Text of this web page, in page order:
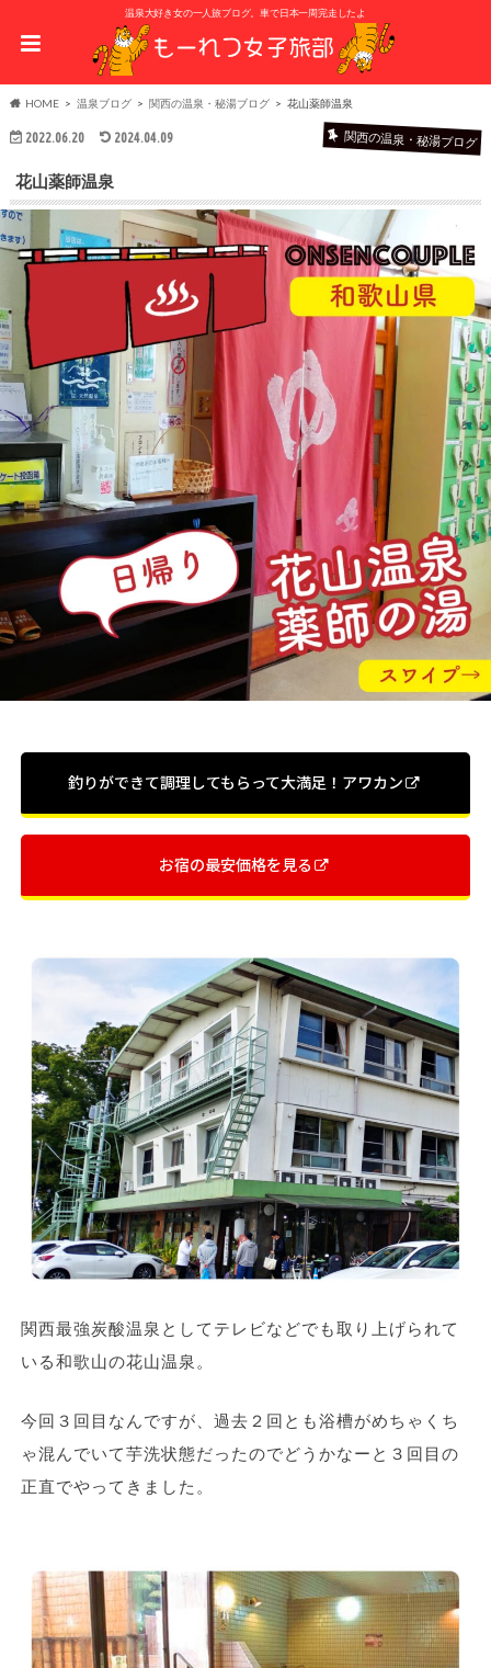
温泉大好き女の一人旅ブログ。車で日本一周完走したよ
HOME 温泉ブログ 関西の温泉・秘湯ブログ 花山薬師温泉
2022.06.20 2024.04.09 関西の温泉・秘湯ブログ
花山薬師温泉
釣りができて調理してもらって大満足！アワカン
お宿の最安価格を見る
関西最強炭酸温泉としてテレビなどでも取り上げられて
いる和歌山の花山温泉。
今回３回目なんですが、過去２回とも浴槽がめちゃくち
ゃ混んでいて芋洗状態だったのでどうかなーと３回目の
正直でやってきました。